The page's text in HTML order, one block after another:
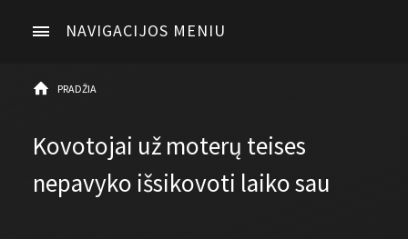
NAVIGACIJOS MENIU
PRADŽIA
Kovotojai už moterų teises
nepavyko išsikovoti laiko sau